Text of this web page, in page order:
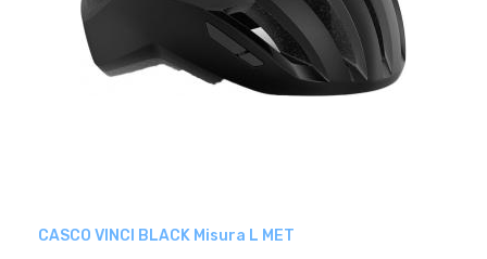
CASCO VINCI BLACK Misura L MET